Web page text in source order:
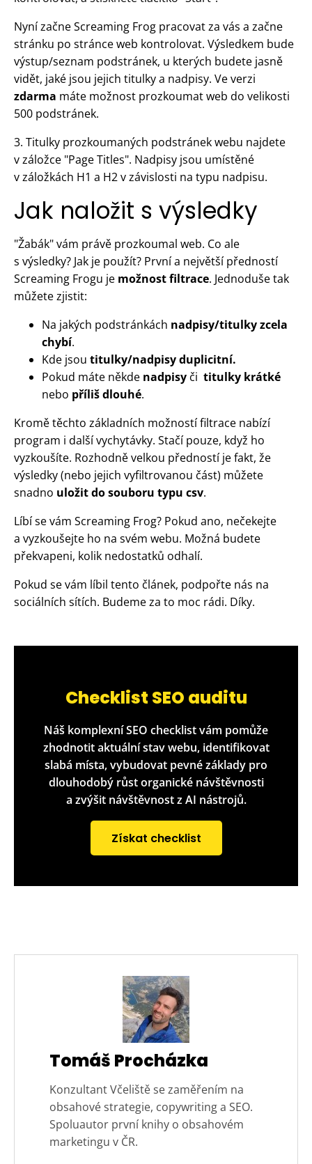
Nyní začne Screaming Frog pracovat za vás a začne
stránku po stránce web kontrolovat. Výsledkem bude
výstup/seznam podstránek, u kterých budete jasně
vidět, jaké jsou jejich titulky a nadpisy. Ve verzi
zdarma máte možnost prozkoumat web do velikosti
500 podstránek.
3. Titulky prozkoumaných podstránek webu najdete
v záložce "Page Titles". Nadpisy jsou umístěné
v záložkách H1 a H2 v závislosti na typu nadpisu.
Jak naložit s výsledky
"Žabák" vám právě prozkoumal web. Co ale
s výsledky? Jak je použít? První a největší předností
Screaming Frogu je možnost filtrace. Jednoduše tak
můžete zjistit:
Na jakých podstránkách nadpisy/titulky zcela
chybí.
Kde jsou titulky/nadpisy duplicitní.
Pokud máte někde nadpisy či titulky krátké
nebo příliš dlouhé.
Kromě těchto základních možností filtrace nabízí
program i další vychytávky. Stačí pouze, když ho
vyzkoušíte. Rozhodně velkou předností je fakt, že
výsledky (nebo jejich vyfiltrovanou část) můžete
snadno uložit do souboru typu csv.
Líbí se vám Screaming Frog? Pokud ano, nečekejte
a vyzkoušejte ho na svém webu. Možná budete
překvapeni, kolik nedostatků odhalí.
Pokud se vám líbil tento článek, podpořte nás na
sociálních sítích. Budeme za to moc rádi. Díky.
Checklist SEO auditu
Náš komplexní SEO checklist vám pomůže
zhodnotit aktuální stav webu, identifikovat
slabá místa, vybudovat pevné základy pro
dlouhodobý růst organické návštěvnosti
a zvýšit návštěvnost z AI nástrojů.
Získat checklist
Tomáš Procházka
Konzultant Včeliště se zaměřením na
obsahové strategie, copywriting a SEO.
Spoluautor první knihy o obsahovém
marketingu v ČR.